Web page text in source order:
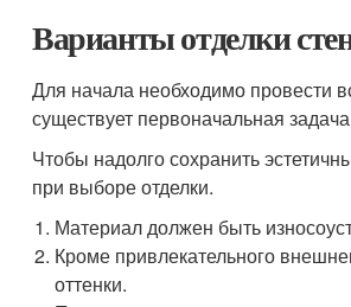
Варианты отделки
Для начала необходимо провести
существует первоначальная
Чтобы надолго сохранить
при выборе отделки.
Материал должен быть
Кроме привлекательного
оттенки.